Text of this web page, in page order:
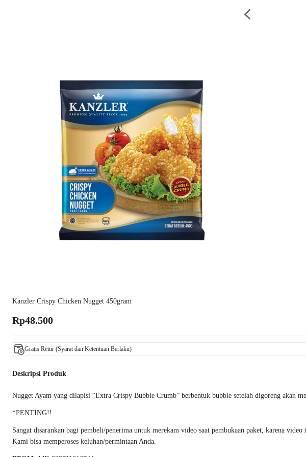
Kanzler Crispy Chicken Nugget 450gram
Rp48.500
Gratis Retur (Syarat dan Ketentuan Berlaku)
Deskripsi Produk
Nugget Ayam yang dilapisi “Extra Crispy Bubble Crumb” berbentuk bubble setelah digoreng akan
*PENTING!!
Sangat disarankan bagi pembeli/penerima untuk merekam video saat pembukaan paket, karena
Kami bisa memperoses keluhan/permintaan Anda.